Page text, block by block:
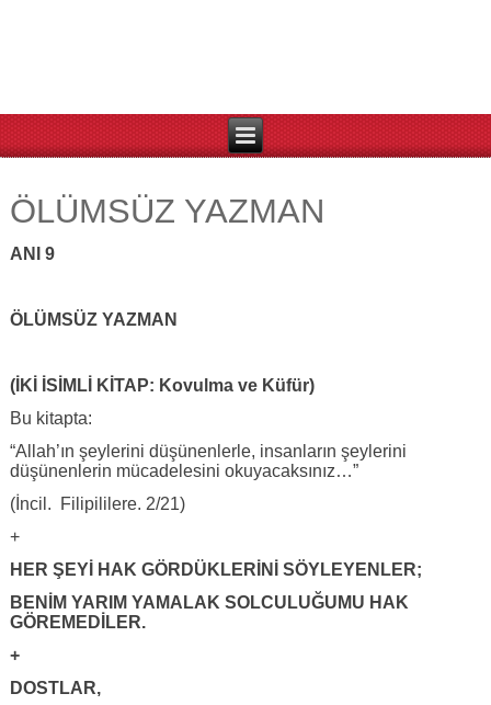
ÖLÜMSÜZ YAZMAN
ANI 9
ÖLÜMSÜZ YAZMAN
(İKİ İSİMLİ KİTAP: Kovulma ve Küfür)
Bu kitapta:
“Allah’ın şeylerini düşünenlerle, insanların şeylerini
düşünenlerin mücadelesini okuyacaksınız…”
(İncil. Filipililere. 2/21)
+
HER ŞEYİ HAK GÖRDÜKLERİNİ SÖYLEYENLER;
BENİM YARIM YAMALAK SOLCULUĞUMU HAK
GÖREMEDİLER.
+
DOSTLAR,